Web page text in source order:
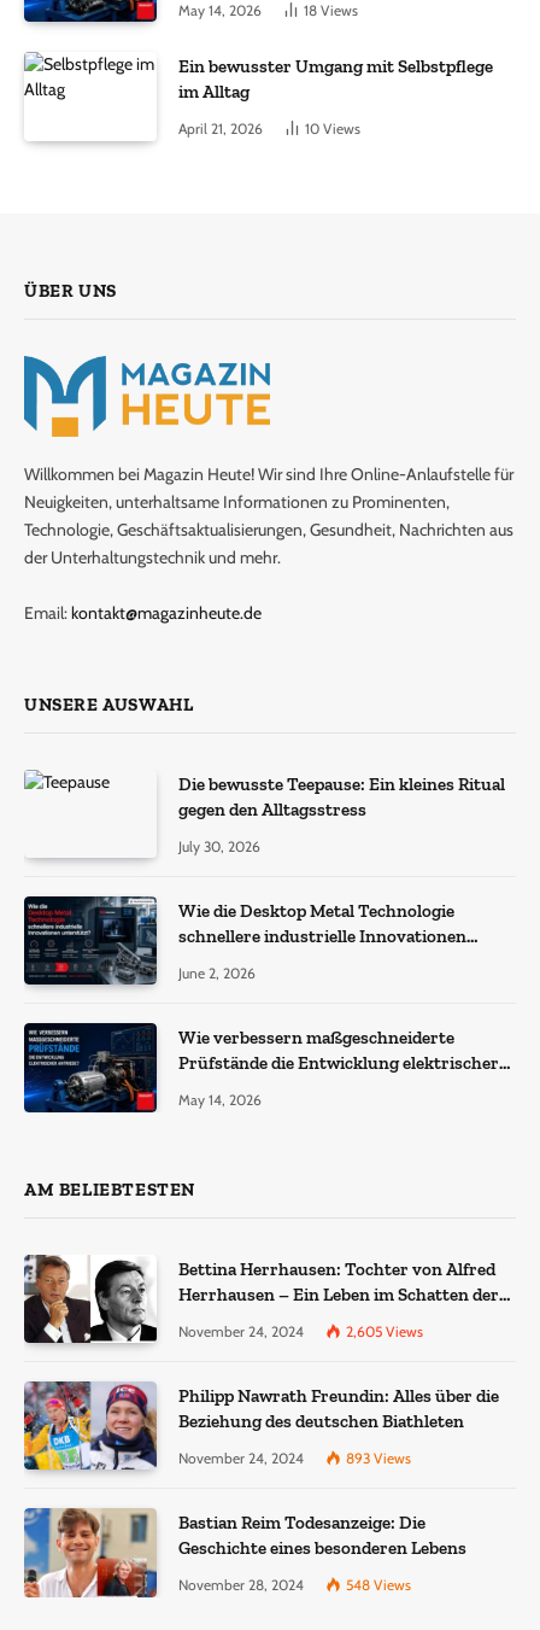
May 14, 2026 18 Views
Ein bewusster Umgang mit Selbstpflege
im Alltag
April 21, 2026 10 Views
ÜBER UNS
Willkommen bei Magazin Heute! Wir sind Ihre Online-Anlaufstelle für
Neuigkeiten, unterhaltsame Informationen zu Prominenten,
Technologie, Geschäftsaktualisierungen, Gesundheit, Nachrichten aus
der Unterhaltungstechnik und mehr.
Email:kontakt@magazinheute.de
UNSERE AUSWAHL
Die bewusste Teepause: Ein kleines Ritual
gegen den Alltagsstress
July 30, 2026
Wie die Desktop Metal Technologie
schnellere industrielle Innovationen
June 2, 2026
Wie verbessern maßgeschneiderte
Prüfstände die Entwicklung elektrischer
May 14, 2026
AM BELIEBTESTEN
Bettina Herrhausen: Tochter von Alfred
Herrhausen – Ein Leben im Schatten der
November 24, 2024 2,605 Views
Philipp Nawrath Freundin: Alles über die
Beziehung des deutschen Biathleten
November 24, 2024 893 Views
Bastian Reim Todesanzeige: Die
Geschichte eines besonderen Lebens
November 28, 2024 548 Views